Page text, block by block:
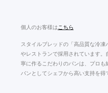
個人のお客様は こちら
スタイルブレッドの「高品質な冷
やレストランで採用されています
寧に作るこだわりのパンは、プロ
パンとしてシェフから高い支持を得